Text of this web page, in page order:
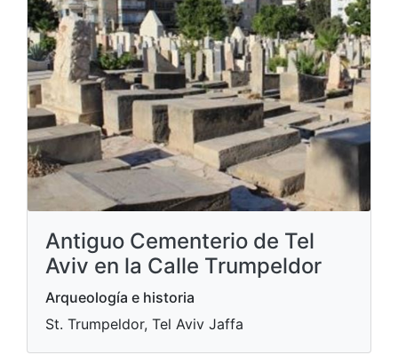
Antiguo Cementerio de Tel
Aviv en la Calle Trumpeldor
Arqueología e historia
St. Trumpeldor, Tel Aviv Jaffa